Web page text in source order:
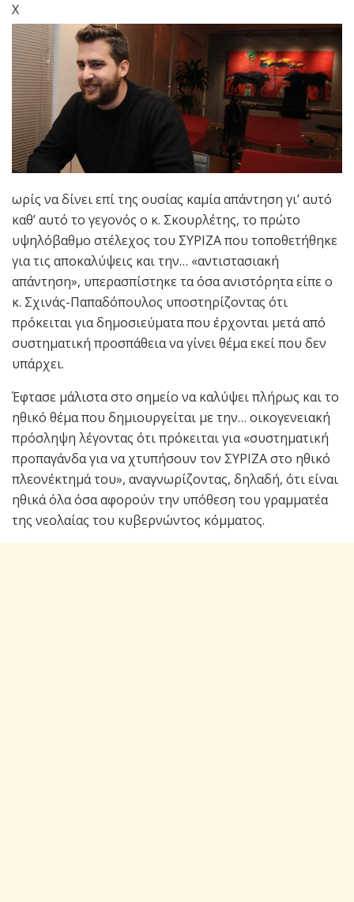
Χ
ωρίς να δίνει επί της ουσίας καμία απάντηση γι’ αυτό
καθ’ αυτό το γεγονός ο κ. Σκουρλέτης, το πρώτο
υψηλόβαθμο στέλεχος του ΣΥΡΙΖΑ που τοποθετήθηκε
για τις αποκαλύψεις και την… «αντιστασιακή
απάντηση», υπερασπίστηκε τα όσα ανιστόρητα είπε ο
κ. Σχινάς-Παπαδόπουλος υποστηρίζοντας ότι
πρόκειται για δημοσιεύματα που έρχονται μετά από
συστηματική προσπάθεια να γίνει θέμα εκεί που δεν
υπάρχει.
Έφτασε μάλιστα στο σημείο να καλύψει πλήρως και το
ηθικό θέμα που δημιουργείται με την… οικογενειακή
πρόσληψη λέγοντας ότι πρόκειται για «συστηματική
προπαγάνδα για να χτυπήσουν τον ΣΥΡΙΖΑ στο ηθικό
πλεονέκτημά του», αναγνωρίζοντας, δηλαδή, ότι είναι
ηθικά όλα όσα αφορούν την υπόθεση του γραμματέα
της νεολαίας του κυβερνώντος κόμματος.